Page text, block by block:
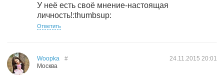
У неё есть своё мнение-настоящая
личность!:thumbsup:
Ответить
Woopka
Москва
24.11.2015 20:01
#